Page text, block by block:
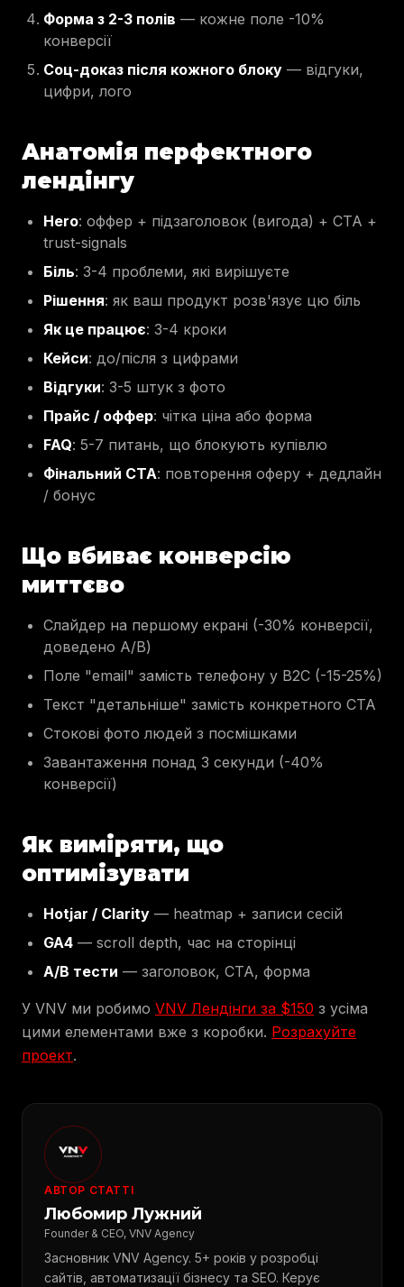
Форма з 2-3 полів — кожне поле -10%
конверсії
Соц-доказ після кожного блоку — відгуки,
цифри, лого
Анатомія перфектного
лендінгу
Hero: оффер + підзаголовок (вигода) + CTA +
trust-signals
Біль: 3-4 проблеми, які вирішуєте
Рішення: як ваш продукт розв'язує цю біль
Як це працює: 3-4 кроки
Кейси: до/після з цифрами
Відгуки: 3-5 штук з фото
Прайс / оффер: чітка ціна або форма
FAQ: 5-7 питань, що блокують купівлю
Фінальний CTA: повторення оферу + дедлайн
/ бонус
Що вбиває конверсію
миттєво
Слайдер на першому екрані (-30% конверсії,
доведено A/B)
Поле "email" замість телефону у В2С (-15-25%)
Текст "детальніше" замість конкретного CTA
Стокові фото людей з посмішками
Завантаження понад 3 секунди (-40%
конверсії)
Як виміряти, що
оптимізувати
Hotjar / Clarity — heatmap + записи сесій
GA4 — scroll depth, час на сторінці
A/B тести — заголовок, CTA, форма
У VNV ми робимо VNV Лендінги за $150 з усіма
цими елементами вже з коробки. Розрахуйте
проект.
АВТОР СТАТТІ
Любомир Лужний
Founder & CEO, VNV Agency
Засновник VNV Agency. 5+ років у розробці
сайтів, автоматизації бізнесу та SEO. Керує